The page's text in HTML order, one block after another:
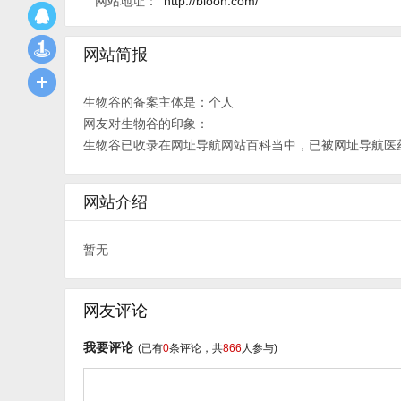
网站简报
生物谷的备案主体是：个人
网友对生物谷的印象：
生物谷已收录在网址导航网站百科当中，已被网址导航医
网站介绍
暂无
网友评论
我要评论 (已有0条评论，共866 人参与)